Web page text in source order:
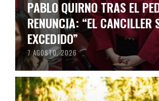
PABLO QUIRNO TRAS EL
RENUNCIA: “EL CANCILLER
EXCEDIDO”
7 AGOSTO, 2026